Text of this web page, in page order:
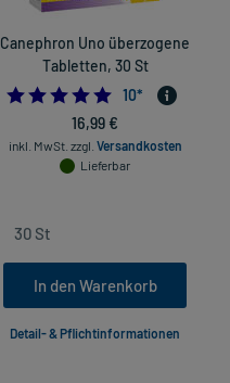
Canephron Uno überzogene
Tabletten, 30 St
4.9
10*
16,99 €
inkl. MwSt. zzgl. Versandkosten
Lieferbar
In den Warenkorb
Detail- & Pflichtinformationen